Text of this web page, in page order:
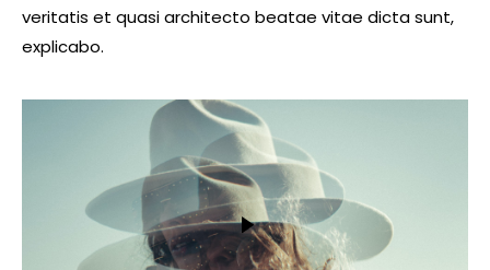
veritatis et quasi architecto beatae vitae dicta sunt,
explicabo.